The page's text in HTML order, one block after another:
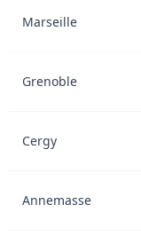
Marseille
Grenoble
Cergy
Annemasse